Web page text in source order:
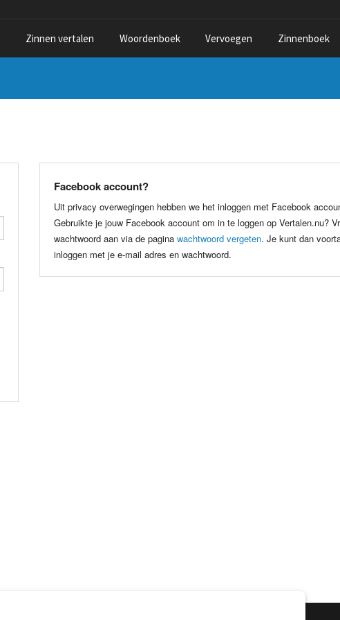
Zinnen vertalen Woordenboek Vervoegen Zinnenboek
Facebook account?
Uit privacy overwegingen hebben we het inloggen met Facebook
Gebruikte je jouw Facebook account om in te loggen op Vertalen.nu?
wachtwoord aan via de pagina wachtwoord vergeten. Je kunt dan
inloggen met je e-mail adres en wachtwoord.